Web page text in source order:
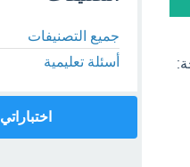
جميع التصنيفات
أسئلة تعليمية
اختباراتي